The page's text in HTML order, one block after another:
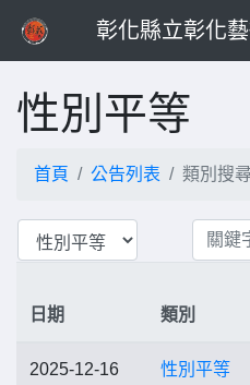
彰化縣立彰化
性別平等
首頁 公告列表 類別搜
日期 類別
2025-12-16 性別平等